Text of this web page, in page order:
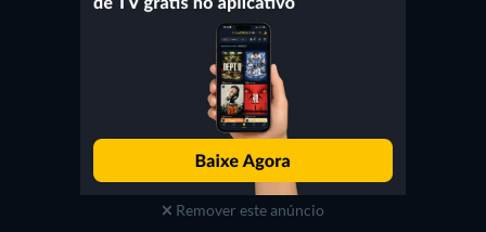
Remover este anúncio